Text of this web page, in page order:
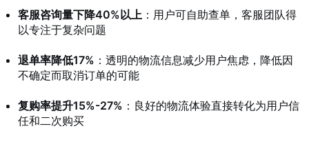
客服咨询量下降40%以上 ：用户可自助查单，客服团队得
以专注于复杂问题
退单率降低17% ：透明的物流信息减少用户焦虑，降低因
不确定而取消订单的可能
复购率提升15%-27% ：良好的物流体验直接转化为用户信
任和二次购买